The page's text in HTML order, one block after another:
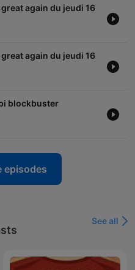
again du jeudi 16
again du jeudi 16
blockbuster
episodes
See all